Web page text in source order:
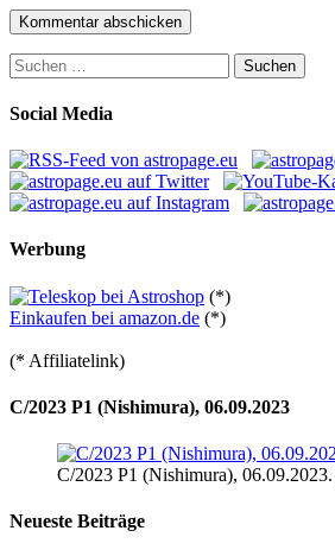
Suchen
nach:
Social Media
Werbung
(*)
Einkaufen bei amazon.de (*)
(* Affiliatelink)
C/2023 P1 (Nishimura), 06.09.2023
C/2023 P1 (Nishimura),
Neueste Beiträge